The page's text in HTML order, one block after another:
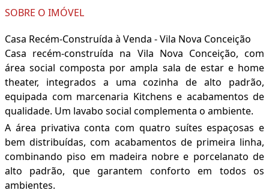
SOBRE O IMÓVEL
Casa Recém-Construída à Venda - Vila Nova Conceição
Casa recém-construída na Vila Nova Conceição, com
área social composta por ampla sala de estar e home
theater, integrados a uma cozinha de alto padrão,
equipada com marcenaria Kitchens e acabamentos de
qualidade. Um lavabo social complementa o ambiente.
A área privativa conta com quatro suítes espaçosas e
bem distribuídas, com acabamentos de primeira linha,
combinando piso em madeira nobre e porcelanato de
alto padrão, que garantem conforto em todos os
ambientes.